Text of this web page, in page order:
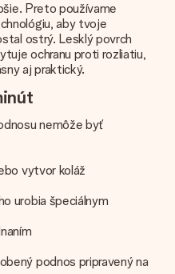
Preto používame
aby tvoje
ostrý. Lesklý povrch
ochranu proti rozliatiu,
aj praktický.
nemôže byť
vytvor koláž
urobia špeciálnym
podnos pripravený na